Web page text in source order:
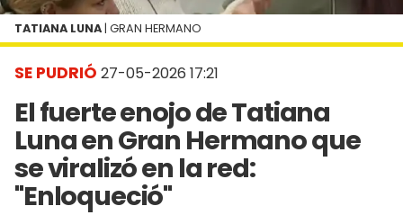
SE PUDRIÓ 27-05-2026 17:21
El fuerte enojo de Tatiana
Luna en Gran Hermano que
se viralizó en la red:
"Enloqueció"
TATIANA LUNA | GRAN HERMANO